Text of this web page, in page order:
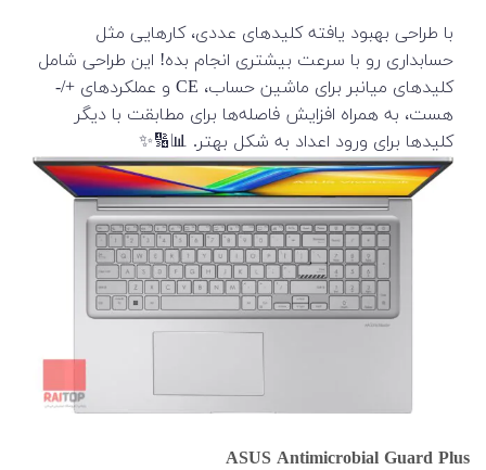
با طراحی بهبود یافته کلیدهای عددی، کارهایی مثل
حسابداری رو با سرعت بیشتری انجام بده! این طراحی شامل
کلیدهای میانبر برای ماشین حساب، CE و عملکردهای +/-
هست، به همراه افزایش فاصله‌ها برای مطابقت با دیگر
کلیدها برای ورود اعداد به شکل بهتر. 📊🔢✨
ASUS Antimicrobial Guard Plus